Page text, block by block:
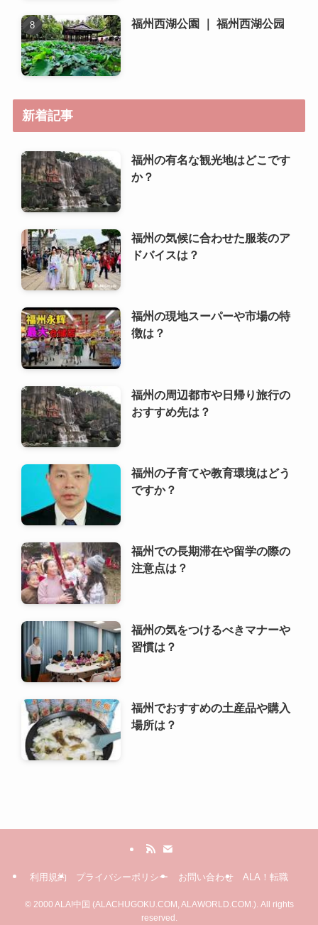
福州西湖公園 ｜ 福州西湖公园
新着記事
福州の有名な観光地はどこです
か？
福州の気候に合わせた服装のア
ドバイスは？
福州の現地スーパーや市場の特
徴は？
福州の周辺都市や日帰り旅行の
おすすめ先は？
福州の子育てや教育環境はどう
ですか？
福州での長期滞在や留学の際の
注意点は？
福州の気をつけるべきマナーや
習慣は？
福州でおすすめの土産品や購入
場所は？
利用規約 プライバシーポリシー お問い合わせ ALA！転職
2000 ALA!中国 (ALACHUGOKU.COM, ALAWORLD.COM.). All rights